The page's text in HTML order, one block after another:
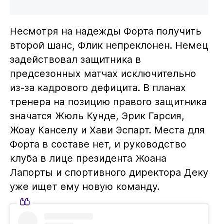
Несмотря на надежды Форта получить
второй шанс, Флик непреклонен. Немец
задействовал защитника в
предсезонных матчах исключительно
из-за кадрового дефицита. В планах
тренера на позицию правого защитника
значатся Жюль Кунде, Эрик Гарсия,
Жоау Канселу и Хави Эспарт. Места для
Форта в составе нет, и руководство
клуба в лице президента Жоана
Лапорты и спортивного директора Деку
уже ищет ему новую команду.